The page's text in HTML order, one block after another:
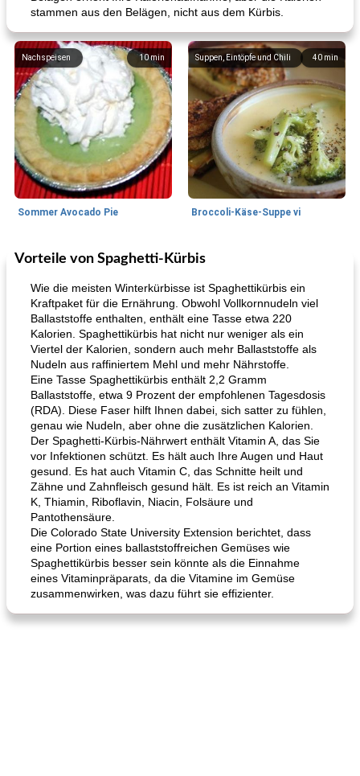
stammen aus den Belägen, nicht aus dem Kürbis.
10min
Nachspeisen
Sommer Avocado Pie
40 min
Suppen, Eintöpfe und Chili
Broccoli-Käse-Suppe vi
35min
Kurs
Karamell-Brownie-Kuchen
Mittagessen / Snacks
Cilantro-Curry-Hühnersalat
Vorteile von Spaghetti-Kürbis
Wie die meisten Winterkürbisse ist Spaghettikürbis ein
Kraftpaket für die Ernährung. Obwohl Vollkornnudeln viel
Ballaststoffe enthalten, enthält eine Tasse etwa 220
Kalorien. Spaghettikürbis hat nicht nur weniger als ein
Viertel der Kalorien, sondern auch mehr Ballaststoffe als
Nudeln aus raffiniertem Mehl und mehr Nährstoffe.
Eine Tasse Spaghettikürbis enthält 2,2 Gramm
Ballaststoffe, etwa 9 Prozent der empfohlenen Tagesdosis
(RDA). Diese Faser hilft Ihnen dabei, sich satter zu fühlen,
genau wie Nudeln, aber ohne die zusätzlichen Kalorien.
Der Spaghetti-Kürbis-Nährwert enthält Vitamin A, das Sie
vor Infektionen schützt. Es hält auch Ihre Augen und Haut
gesund. Es hat auch Vitamin C, das Schnitte heilt und
Zähne und Zahnfleisch gesund hält. Es ist reich an Vitamin
K, Thiamin, Riboflavin, Niacin, Folsäure und
Pantothensäure.
Die Colorado State University Extension berichtet, dass
eine Portion eines ballaststoffreichen Gemüses wie
Spaghettikürbis besser sein könnte als die Einnahme
eines Vitaminpräparats, da die Vitamine im Gemüse
zusammenwirken, was dazu führt sie effizienter.